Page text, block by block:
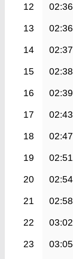
12 02:36
13 02:36
14 02:37
15 02:38
16 02:39
17 02:43
18 02:47
19 02:51
20 02:54
21 02:58
22 03:02
23 03:05